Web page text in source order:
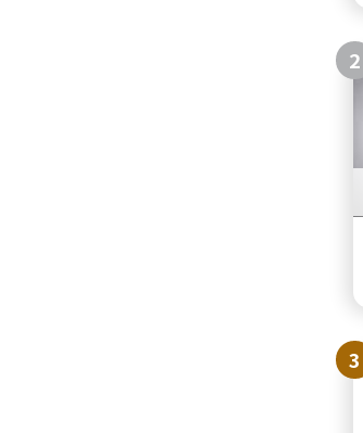
2
3